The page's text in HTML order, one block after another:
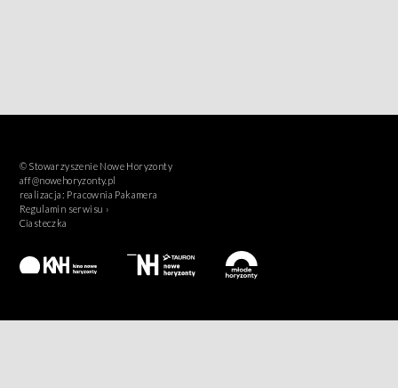
© Stowarzyszenie Nowe Horyzonty
aff@nowehoryzonty.pl
realizacja: Pracownia Pakamera
Regulamin serwisu ›
Ciasteczka